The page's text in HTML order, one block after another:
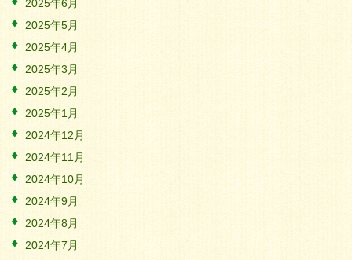
2025年6月
2025年5月
2025年4月
2025年3月
2025年2月
2025年1月
2024年12月
2024年11月
2024年10月
2024年9月
2024年8月
2024年7月